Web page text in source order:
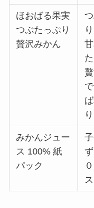
ほおばる果実
つぶたっぷり
贅沢みかん
みかんジュー
ス 100% 紙
パック
ス